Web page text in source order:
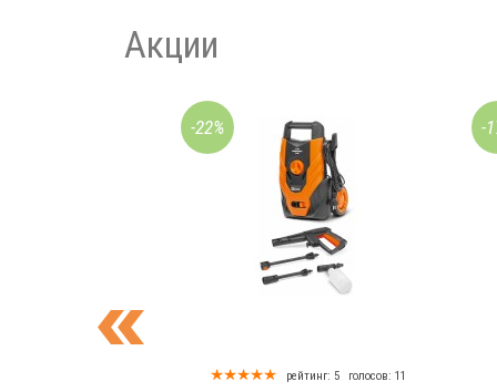
Акции
-22%
рейтинг: 5 голосов: 11
-